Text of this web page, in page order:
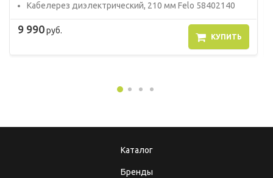
Кабелерез диэлектрический, 210 мм Felo 58402140
9 990руб.
КУПИТЬ
Каталог
Бренды